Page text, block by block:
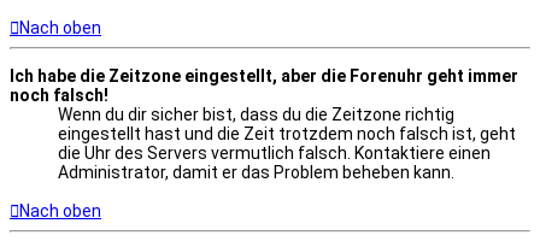
Nach oben
Ich habe die Zeitzone eingestellt, aber die Forenuhr geht immer
noch falsch!
Wenn du dir sicher bist, dass du die Zeitzone richtig
eingestellt hast und die Zeit trotzdem noch falsch ist, geht
die Uhr des Servers vermutlich falsch. Kontaktiere einen
Administrator, damit er das Problem beheben kann.
Nach oben